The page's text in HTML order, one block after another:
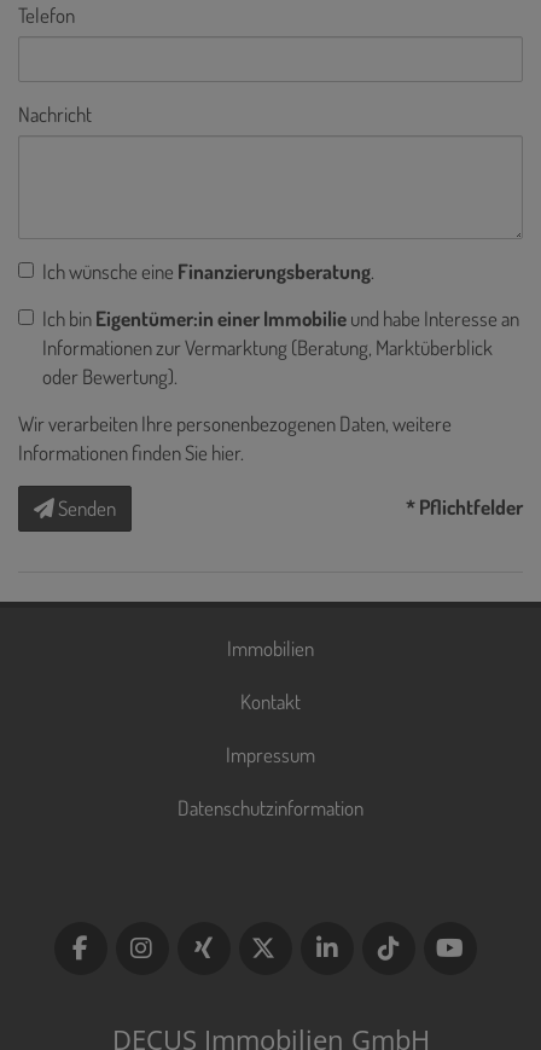
Telefon
Nachricht
Ich wünsche eine Finanzierungsberatung.
Ich binEigentümer:in einer Immobilieund habe Interesse an
Informationen zur Vermarktung (Beratung, Marktüberblick
oder Bewertung).
Wir verarbeiten Ihre personenbezogenen Daten, weitere
Informationen finden Sie hier.
Senden * Pflichtfelder
Immobilien
Kontakt
Impressum
Datenschutzinformation
DECUS Immobilien GmbH